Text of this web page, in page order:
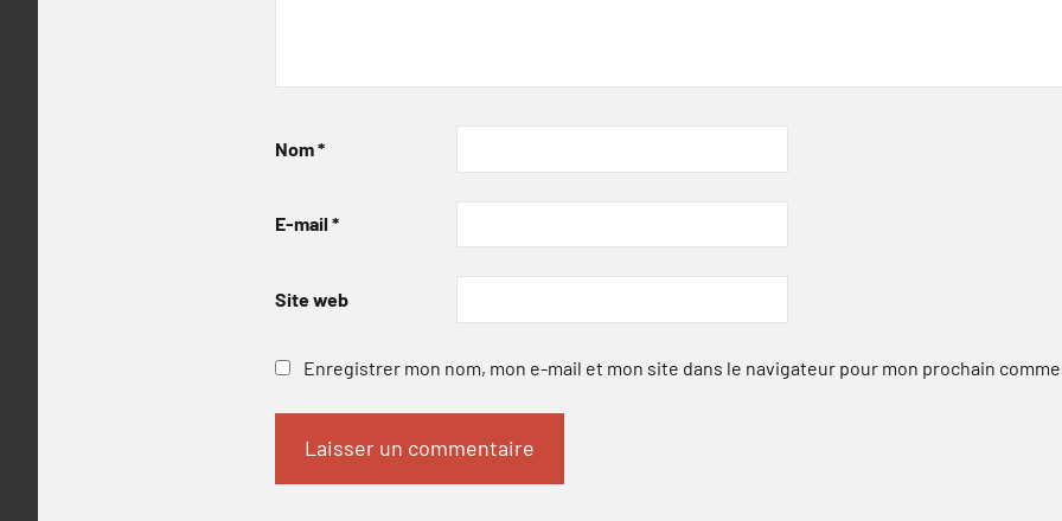
Nom*
E-mail *
Site web
Enregistrer mon nom, mon e-mail et mon site dans le navigateur pour mon prochain